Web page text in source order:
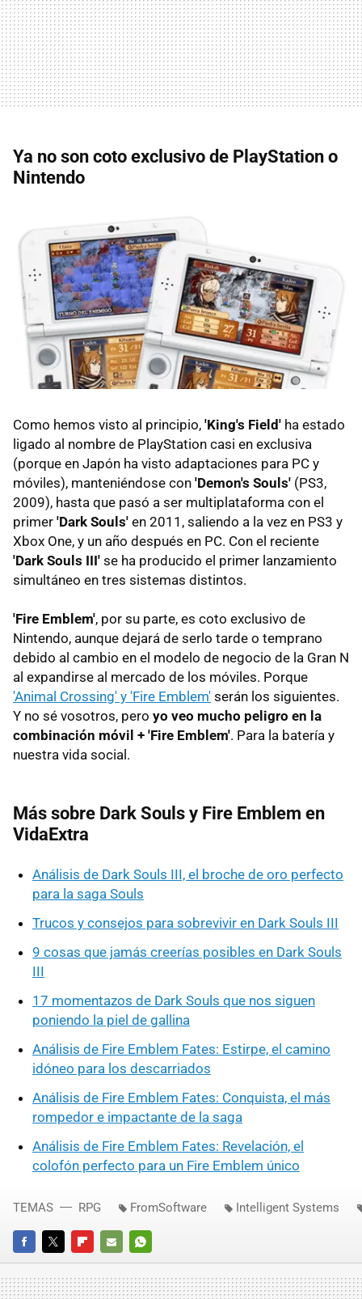
Ya no son coto exclusivo de PlayStation o
Nintendo
Como hemos visto al principio, 'King's Field' ha estado
ligado al nombre de PlayStation casi en exclusiva
(porque en Japón ha visto adaptaciones para PC y
móviles), manteniéndose con 'Demon's Souls' (PS3,
2009), hasta que pasó a ser multiplataforma con el
primer 'Dark Souls' en 2011, saliendo a la vez en PS3 y
Xbox One, y un año después en PC. Con el reciente
'Dark Souls III' se ha producido el primer lanzamiento
simultáneo en tres sistemas distintos.
'Fire Emblem', por su parte, es coto exclusivo de
Nintendo, aunque dejará de serlo tarde o temprano
debido al cambio en el modelo de negocio de la Gran N
al expandirse al mercado de los móviles. Porque
'Animal Crossing' y 'Fire Emblem' serán los siguientes.
Y no sé vosotros, pero yo veo mucho peligro en la
combinación móvil + 'Fire Emblem'. Para la batería y
nuestra vida social.
Más sobre Dark Souls y Fire Emblem en
VidaExtra
Análisis de Dark Souls III, el broche de oro perfecto
para la saga Souls
Trucos y consejos para sobrevivir en Dark Souls III
9 cosas que jamás creerías posibles en Dark Souls
III
17 momentazos de Dark Souls que nos siguen
poniendo la piel de gallina
Análisis de Fire Emblem Fates: Estirpe, el camino
idóneo para los descarriados
Análisis de Fire Emblem Fates: Conquista, el más
rompedor e impactante de la saga
Análisis de Fire Emblem Fates: Revelación, el
colofón perfecto para un Fire Emblem único
FACEBOOKTWITTERFLIPBOARD
E-
MAIL
WHATSAPP
TEMAS RPG FromSoftware Intelligent Systems